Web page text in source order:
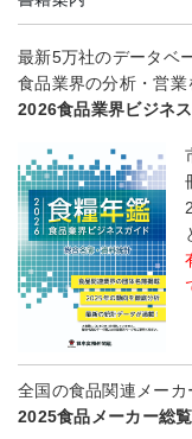
最新5万社のデータベ
食品業界の分析・営業
2026食品業界ビジネ
全国の食品関連メー
2025食品メーカー総覧